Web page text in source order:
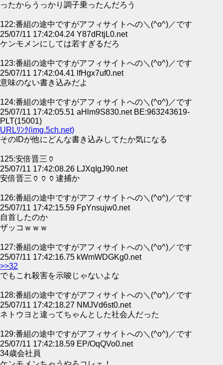
ったからうっかり調子乗ったんだろう
122:番組の途中ですがアフィサイトへの＼(^o^)／です
25/07/11 17:42:04.24 Y87dRtjL0.net
ケンモメンにしては若すぎるだろ
123:番組の途中ですがアフィサイトへの＼(^o^)／です
25/07/11 17:42:04.41 lfHgx7uf0.net
意味のない書き込みだよ
124:番組の途中ですがアフィサイトへの＼(^o^)／です
25/07/11 17:42:05.51 aHlm9S830.net BE:963243619-
PLT(15001)
URLﾘﾝｸ(img.5ch.net)
そのIDが他にどんな書き込みしてたか気になる
125:安倍晋三🏺
25/07/11 17:42:08.26 LJXqIgJ90.net
安倍晋三🏺🏺🏺逮捕か
126:番組の途中ですがアフィサイトへの＼(^o^)／です
25/07/11 17:42:15.59 FpYnsujw0.net
自首したのか
ザッコｗｗｗ
127:番組の途中ですがアフィサイトへの＼(^o^)／です
25/07/11 17:42:16.75 kWmWDGKg0.net
>>32
でもこれ殺害を示唆じゃないよな
128:番組の途中ですがアフィサイトへの＼(^o^)／です
25/07/11 17:42:18.27 NMJVd6st0.net
ネトウヨと違ってちゃんとした社会人だった
129:番組の途中ですがアフィサイトへの＼(^o^)／です
25/07/11 17:42:18.59 EP/OqQVo0.net
34歳会社員